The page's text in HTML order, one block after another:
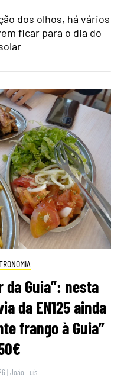
dos olhos, há vários
ficar para o dia do
da Guia”: nesta
da EN125 ainda
frango à Guia”
|João Luís